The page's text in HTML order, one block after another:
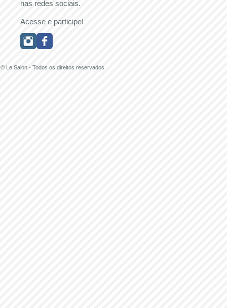
nas redes sociais.
Acesse e participe!
© Le Salon - Todos os direitos reservados